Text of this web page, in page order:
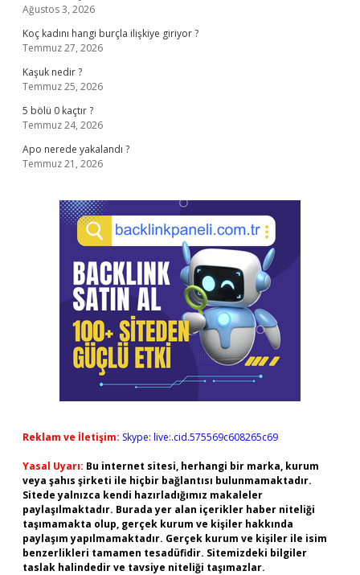
Ağustos 3, 2026
Koç kadını hangi burçla ilişkiye giriyor ?
Temmuz 27, 2026
Kaşuk nedir ?
Temmuz 25, 2026
5 bölü 0 kaçtır ?
Temmuz 24, 2026
Apo nerede yakalandı ?
Temmuz 21, 2026
Reklam ve İletişim: Skype: live:.cid.575569c608265c69
Yasal Uyarı: Bu internet sitesi, herhangi bir marka, kurum
veya şahıs şirketi ile hiçbir bağlantısı bulunmamaktadır.
Sitede yalnızca kendi hazırladığımız makaleler
paylaşılmaktadır. Burada yer alan içerikler haber niteliği
taşımamakta olup, gerçek kurum ve kişiler hakkında
paylaşım yapılmamaktadır. Gerçek kurum ve kişiler ile isim
benzerlikleri tamamen tesadüfidir. Sitemizdeki bilgiler
taslak halindedir ve tavsiye niteliği taşımazlar.